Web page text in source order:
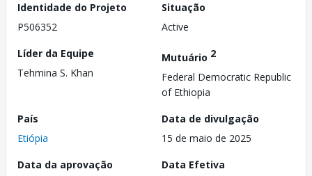
Identidade do Projeto
P506352
Situação
Active
Líder da Equipe
Tehmina S. Khan
Mutuário 2
Federal Democratic Republic
of Ethiopia
País
Etiópia
Data de divulgação
15 de maio de 2025
Data da aprovação
Data Efetiva